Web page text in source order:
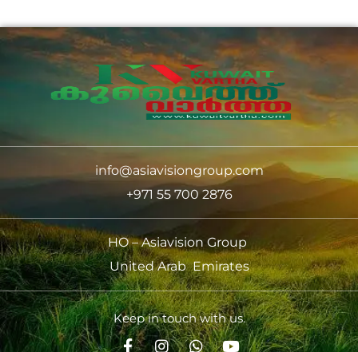
info@asiavisiongroup.com
+971 55 700 2876
HO – Asiavision Group
United Arab Emirates
Keep in touch with us.